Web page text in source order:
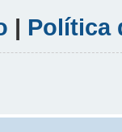
| Política